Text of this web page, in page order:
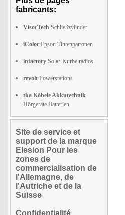
fabricants:
VisorTech Schließzylinder
iColor Epson Tintenpatronen
infactory Solar-Kurbelradios
revolt Powerstations
tka Köbele Akkutechnik
Hörgeräte Batterien
Site de service et
support de la marque
Elesion Pour les
zones de
commercialisation de
l'Allemagne, de
l'Autriche et de la
Suisse
Confidentialité